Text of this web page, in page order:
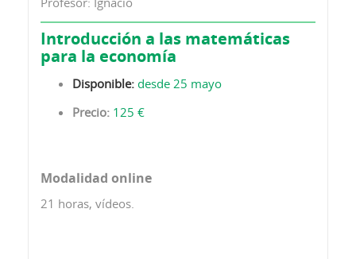
Introducción a las matemáticas
para la economía
Disponible: desde 25 mayo
Precio: 125 €
Modalidad online
21 horas, vídeos.